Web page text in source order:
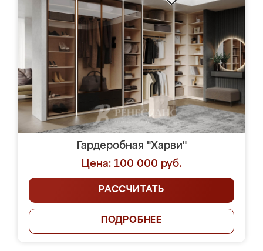
Гардеробная "Харви"
Цена: 100 000 руб.
РАССЧИТАТЬ
ПОДРОБНЕЕ